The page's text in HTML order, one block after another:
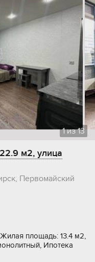
1из13
м2, улица
Первомайский
площадь: 13.4 м2,
Ипотека